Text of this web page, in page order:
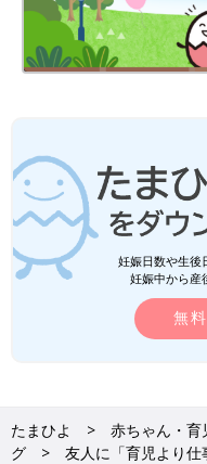
妊娠日数や生後
妊娠中から産
無
たまひよ 赤ちゃん・育
グ
友人に「育児より